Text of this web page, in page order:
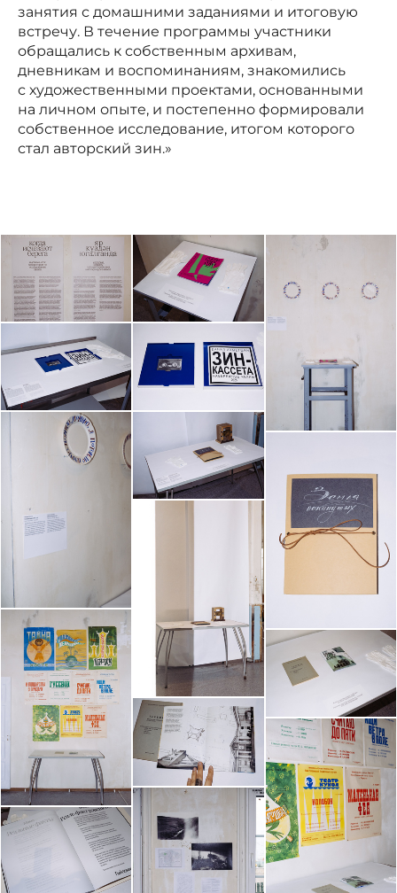
занятия с домашними заданиями и итоговую
встречу. В течение программы участники
обращались к собственным архивам,
дневникам и воспоминаниям, знакомились
с художественными проектами, основанными
на личном опыте, и постепенно формировали
собственное исследование, итогом которого
стал авторский зин.»